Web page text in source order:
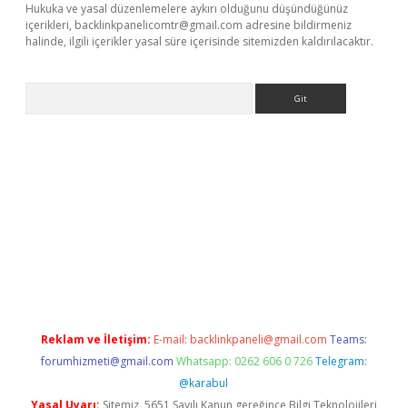
Hukuka ve yasal düzenlemelere aykırı olduğunu düşündüğünüz
içerikleri, backlinkpanelicomtr@gmail.com adresine bildirmeniz
halinde, ilgili içerikler yasal süre içerisinde sitemizden kaldırılacaktır.
Reklam ve İletişim: E-mail: backlinkpaneli@gmail.com Teams:
forumhizmeti@gmail.com Whatsapp: 0262 606 0 726 Telegram:
@karabul
Yasal Uyarı: Sitemiz, 5651 Sayılı Kanun gereğince Bilgi Teknolojileri